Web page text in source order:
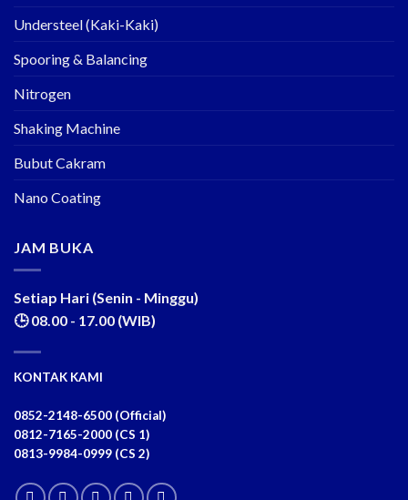
Understeel (Kaki-Kaki)
Spooring & Balancing
Nitrogen
Shaking Machine
Bubut Cakram
Nano Coating
JAM BUKA
Setiap Hari (Senin - Minggu)
🕒 08.00 - 17.00 (WIB)
KONTAK KAMI
0852-2148-6500 (Official)
0812-7165-2000 (CS 1)
0813-9984-0999 (CS 2)